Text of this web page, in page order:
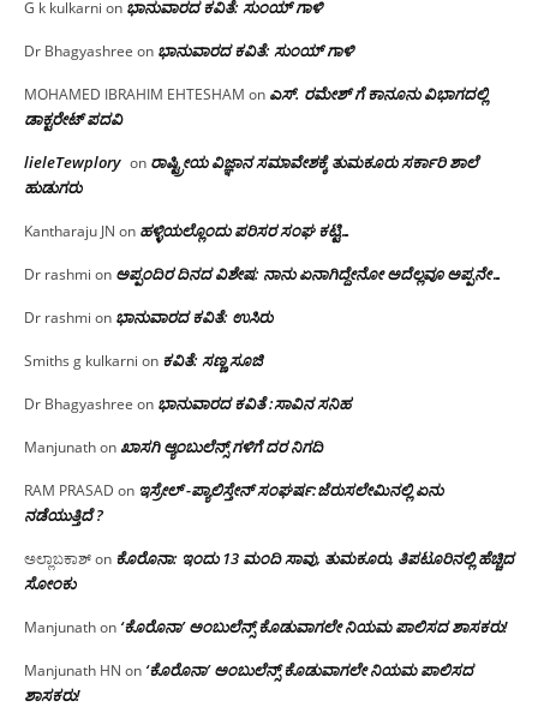
G k kulkarni on ಭಾನುವಾರದ ಕವಿತೆ: ಸುಂಯ್ ಗಾಳಿ
Dr Bhagyashree on ಭಾನುವಾರದ ಕವಿತೆ: ಸುಂಯ್ ಗಾಳಿ
MOHAMED IBRAHIM EHTESHAM on ಎಸ್. ರಮೇಶ್ ಗೆ ಕಾನೂನು ವಿಭಾಗದಲ್ಲಿ
ಡಾಕ್ಟರೇಟ್ ಪದವಿ
lieleTewplory on ರಾಷ್ಟ್ರೀಯ ವಿಜ್ಞಾನ ಸಮಾವೇಶಕ್ಕೆ‌ ತುಮಕೂರು ಸರ್ಕಾರಿ ಶಾಲೆ
ಹುಡುಗರು
Kantharaju JN on ಹಳ್ಳಿಯಲ್ಲೊಂದು ಪರಿಸರ ಸಂಘ ಕಟ್ಟಿ…
Dr rashmi on ಅಪ್ಪಂದಿರ ದಿನದ ವಿಶೇಷ: ನಾನು ಏನಾಗಿದ್ದೇನೋ‌ ಅದೆಲ್ಲವೂ ಅಪ್ಪನೇ…
Dr rashmi on ಭಾನುವಾರದ ಕವಿತೆ: ಉಸಿರು
Smiths g kulkarni on ಕವಿತೆ: ಸಣ್ಣ ಸೂಜಿ
Dr Bhagyashree on ಭಾನುವಾರದ ಕವಿತೆ :ಸಾವಿನ ಸನಿಹ
Manjunathonಖಾಸಗಿ ಆ್ಯಂಬುಲೆನ್ಸ್ ಗಳಿಗೆ ದರ ನಿಗದಿ
RAM PRASAD on ಇಸ್ರೇಲ್ -ಪ್ಯಾಲಿಸ್ತೇನ್ ಸಂಘರ್ಷ:ಜೆರುಸಲೇಮಿನಲ್ಲಿ ಏನು
ನಡೆಯುತ್ತಿದೆ ?
ಅಲ್ಲಾಬಕಾಶ್on ಕೊರೊನಾ: ಇಂದು 13 ಮಂದಿ ಸಾವು, ತುಮಕೂರು, ತಿಪಟೂರಿನಲ್ಲಿ ಹೆಚ್ಚಿದ
ಸೋಂಕು
Manjunathon ‘ಕೊರೊನಾ’ ಅಂಬುಲೆನ್ಸ್ ಕೊಡುವಾಗಲೇ ನಿಯಮ ಪಾಲಿಸದ ಶಾಸಕರು!
Manjunath HN on ‘ಕೊರೊನಾ’ ಅಂಬುಲೆನ್ಸ್ ಕೊಡುವಾಗಲೇ ನಿಯಮ ಪಾಲಿಸದ
ಶಾಸಕರು!